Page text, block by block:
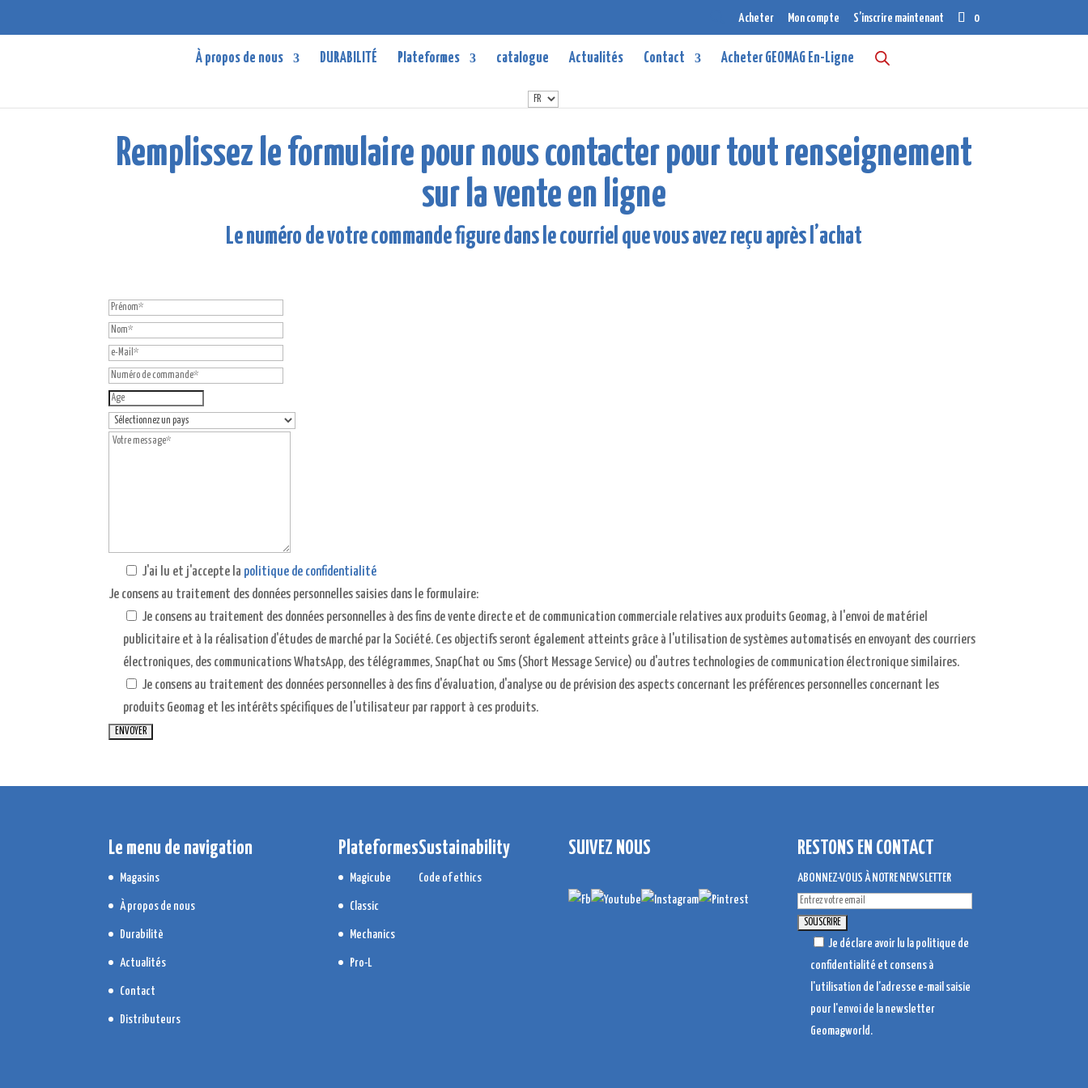
Acheter Mon compte S’inscrire maintenant 0
À propos de nous DURABILITÉ Plateformes catalogue Actualités Contact Acheter GEOMAG En-Ligne
Remplissez le formulaire pour nous contacter pour tout renseignement
sur la vente en ligne
Le numéro de votre commande figure dans le courriel que vous avez reçu après l’achat
J'ai lu et j'accepte la politique de confidentialité
Je consens au traitement des données personnelles saisies dans le formulaire:
Je consens au traitement des données personnelles à des fins de vente directe et de communication commerciale relatives aux produits Geomag, à l'envoi de matériel
publicitaire et à la réalisation d'études de marché par la Société. Ces objectifs seront également atteints grâce à l'utilisation de systèmes automatisés en envoyant des courriers
électroniques, des communications WhatsApp, des télégrammes, SnapChat ou Sms (Short Message Service) ou d'autres technologies de communication électronique similaires.
Je consens au traitement des données personnelles à des fins d'évaluation, d'analyse ou de prévision des aspects concernant les préférences personnelles concernant les
produits Geomag et les intérêts spécifiques de l'utilisateur par rapport à ces produits.
Le menu de navigation
Magasins
À propos de nous
Durabilitè
Actualités
Contact
Distributeurs
Plateformes
Magicube
Classic
Mechanics
Pro-L
Sustainability
Code of ethics
SUIVEZ NOUS RESTONS EN CONTACT
ABONNEZ-VOUS À NOTRE NEWSLETTER
Je déclare avoir lu la politique de
confidentialité et consens à
l'utilisation de l'adresse e-mail saisie
pour l'envoi de la newsletter
Geomagworld.